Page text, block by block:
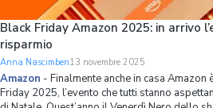
Black Friday Amazon 2025: in arrivo
risparmio
Anna Nascimben13 novembre 2025
Amazon - Finalmente anche in casa
Friday 2025, l’evento che tutti stanno